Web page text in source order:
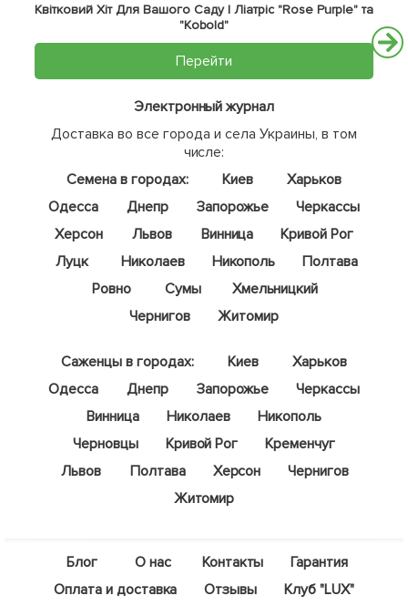
Квітковий Хіт Для Вашого Саду | Ліатріс "Rose Purple" та
"Kobold"
Перейти
Электронный журнал
Доставка во все города и села Украины, в том
числе:
Семена в городах:
Киев
Харьков
Одесса
Днепр Запорожье
Черкассы
Херсон
Львов Винница
Кривой Рог
Луцк
Николаев Никополь
Полтава
Ровно
Сумы
Хмельницкий
Чернигов
Житомир
Саженцы в городах: Киев
Харьков
Одесса
Днепр Запорожье
Черкассы
Винница
Николаев
Никополь
Черновцы
Кривой Рог
Кременчуг
Львов
Полтава Херсон
Чернигов
Житомир
Блог О нас Контакты
Гарантия
Оплата и доставка
Отзывы
Клуб "LUX"